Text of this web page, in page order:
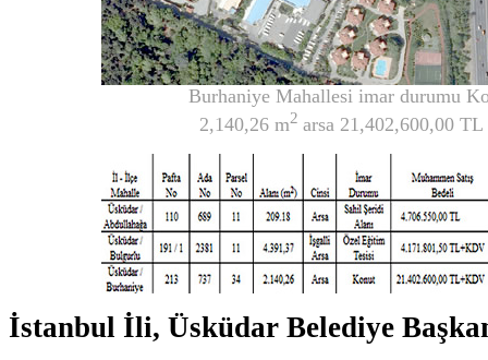
Burhaniye Mahallesi imar durumu
2,140,26 m2 arsa 21,402,600,00
İstanbul İli, Üsküdar Belediye